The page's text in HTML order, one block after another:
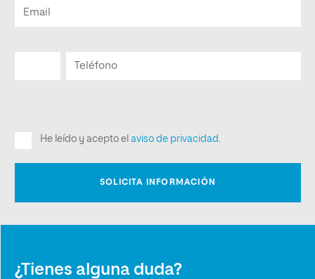
¿Tienes alguna duda?